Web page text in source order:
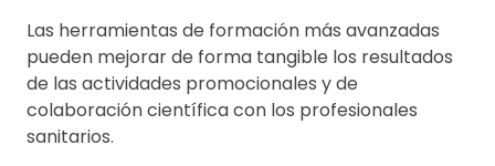
Las herramientas de formación más avanzadas
pueden mejorar de forma tangible los resultados
de las actividades promocionales y de
colaboración científica con los profesionales
sanitarios.